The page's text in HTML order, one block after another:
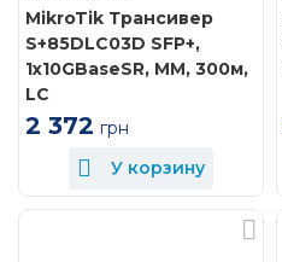
MikroTik Трансивер
S+85DLC03D SFP+,
1x10GBaseSR, MM, 300м,
LC
2 372 грн
У корзину